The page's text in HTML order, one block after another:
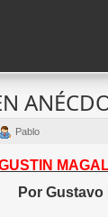
Pablo
Por Gustavo